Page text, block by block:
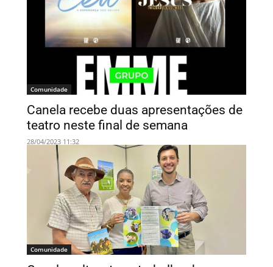
Comunidade
Canela recebe duas apresentações de
teatro neste final de semana
28/04/2023 11:32
Comunidade